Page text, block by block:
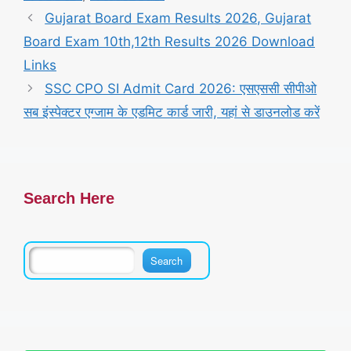
Gujarat Board Exam Results 2026, Gujarat
Board Exam 10th,12th Results 2026 Download
Links
SSC CPO SI Admit Card 2026: एसएससी सीपीओ
सब इंस्पेक्टर एग्जाम के एडमिट कार्ड जारी, यहां से डाउनलोड करें
Search Here